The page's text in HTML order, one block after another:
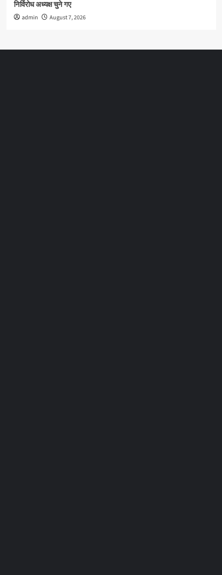
निर्विरोध अध्यक्ष चुने गए
admin August 7, 2026